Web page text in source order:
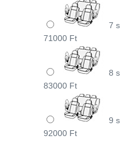
7
71000 Ft
8
83000 Ft
9
92000 Ft